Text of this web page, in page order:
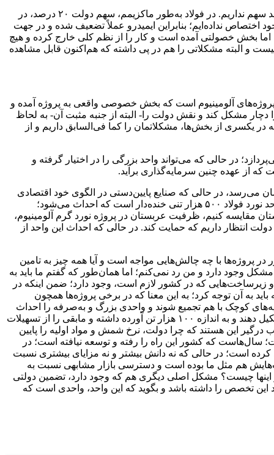
البته این سهم‌ها را به تفکیک باید از بخش خصوصی‌سازی ایمیدرو دریافت کنید، ولی در مجموع می‌توان گفت در بیشتر صنایع بیش از ۲۰ درصد سهم نداریم. در فولاد به‌طور ماکزیمم، سهم دولت ۲۰ درصد، در
خود اختصاص نداده‌ایم؛ بنابراین ایمیدرو عملاً تضعیف شده و در جهت
پیشگام شده، اما بخش خصولتی آمده است و کار را از نظم کلی خارج کرده و هیچ
و البته مشکلاتی را هم در پی داشته که هم‌اکنون قابل مشاهده
آلومینیوم است که بخش خصوصی واقعی به پروژه آمده و
مشکل کند و نقش دولت را- البته از جنبه مثبت آن- به لحاظ
یکسری از بخش‌ها، مشکلاتمان را کما فی‌السابق داریم و از
در حالی که می‌تواند واحد بزرگی را در اختیار گرفته و
احداث می‌کند که ۲۰ تا ۳۰ میلیارد تومان سرمایه‌گذاری دارند و رقم سرمایه‌شان به زور به ۵۰ میلیارد تومان می‌رسد، در حالی که صنایع پایین‌دستی در الگوی خود اقتصادی
نیستند و حتی در مدل کارگاهی هم قرار نمی‌گیرند؛ در حالی که حتی نمی‌توانند با ترکیه و کشورهای حاشیه جنوبی خلیج‌فارس رقابت کنند. واحد نورد فولاد ۵۰۰ هزار تنی خنده‌دار است که احداث می‌شود؛
را با واحدهای کشور عربستان مقایسه کنیم، ظرفیت عربستان در پروژه نورد گرم آلومینیوم،
انتظار داریم که حمایت کند. در حالی که احداث این واحد از
با چه چالش‌هایی مواجه است و آیا همه چیز به تامین
دارد و من رد نمی‌کنم؛ اما همان‌طور که گفتم ما باید به
زیرساخت‌هایی که در کشور لازم است، وجود دارد؛ ضمن اینکه در
به آن توجه کرد؛ به این معنا که در برخی پروژه‌ها همچون
سرمایه‌های کوچک با هم تجمیع شوند و واحدی بزرگ و به‌صرفه را احداث
کنند. البته این مشکل اصلی ماست که نمی‌توانیم با هم خوب کار کنیم؛ در حالی که سه بخش خصوصی می‌توانند یک هلدینگ و کنسرسیوم تشکیل دهند و به اندازه ۱۰۰ هزار تن آورده داشته و مابقی را از تسهیلات
که کمکشان دهد و مرتب درگیر این هستند که چرا دولت، نرخ شمش و مواد اولیه را پایین
سال‌هاست که کشور این راه را رفته و توسعه نیافته است؛ در
است؛ در حالی که نه دانش بیشتر و نه مزایای بیشتری نسبت
هم مثل ما بوده است و دسترسی بازار مشابهی نسبت به
اینها چیست؟ مشکل اصلی دیگری هم که وجود دارد، تضمین دولتی
تخصص را داشته باشد و بگوید که این واحد، واحدی است که